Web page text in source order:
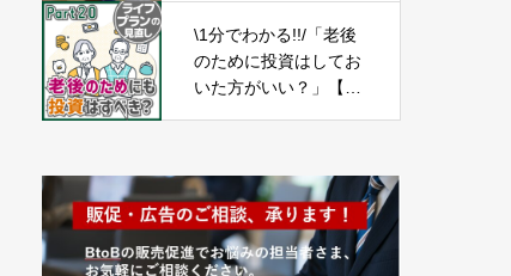
\1分でわかる!!/「老後
のために投資はしてお
いた方がいい？」【ラ